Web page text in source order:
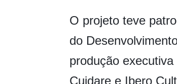
O projeto teve
do
produção
Cuidare e Ibero